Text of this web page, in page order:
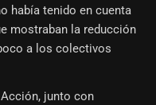
había tenido en cuenta
mostraban la reducción
a los colectivos
junto con